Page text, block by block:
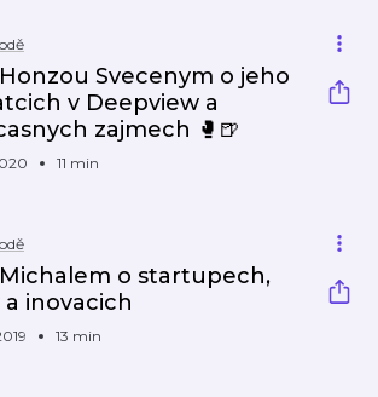
Svecenym o jeho
v Deepview a
zajmech 🥊🍺
11 min
o startupech,
inovacich
13 min